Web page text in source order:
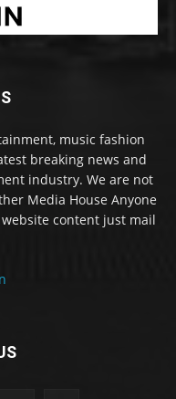
music fashion
breaking news and
industry. We are not
Media House Anyone
content just mail